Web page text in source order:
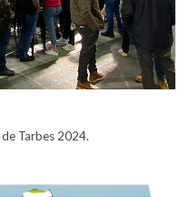
Tarbes 2024.